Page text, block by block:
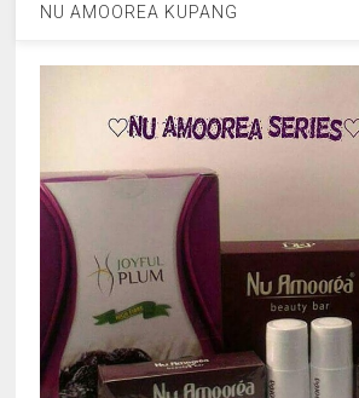
NU AMOOREA KUPANG